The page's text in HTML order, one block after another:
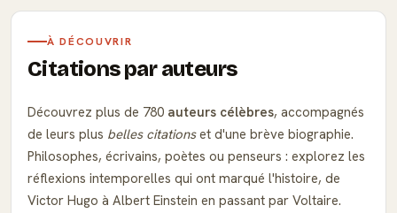
À DÉCOUVRIR
Citations par auteurs
Découvrez plus de 780 auteurs célèbres, accompagnés
de leurs plus belles citationset d'une brève biographie.
Philosophes, écrivains, poètes ou penseurs : explorez les
réflexions intemporelles qui ont marqué l'histoire, de
Victor Hugo à Albert Einstein en passant par Voltaire.